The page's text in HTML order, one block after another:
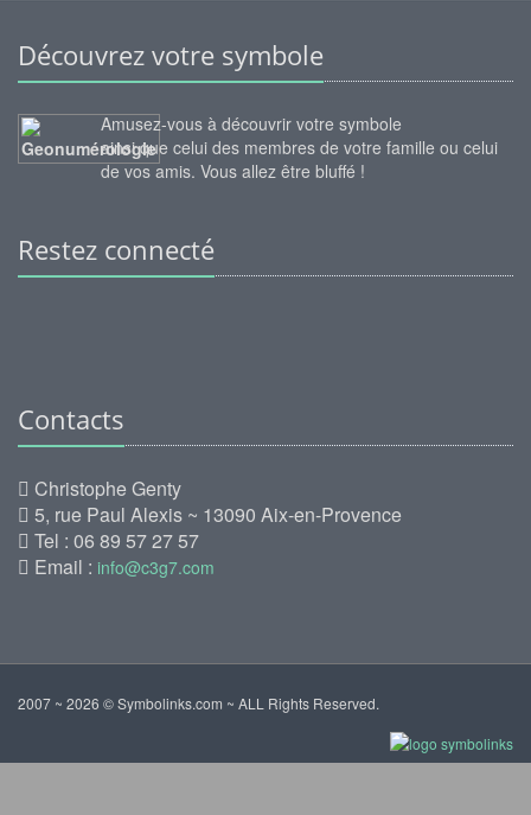
Découvrez votre symbole
Amusez-vous à découvrir votre symbole
ainsi que celui des membres de votre famille ou celui
de vos amis. Vous allez être bluffé !
Restez connecté
Contacts
Christophe Genty
5, rue Paul Alexis ~ 13090 Aix-en-Provence
Tel : 06 89 57 27 57
Email : info@c3g7.com
2007 ~ 2026 © Symbolinks.com ~ ALL Rights Reserved.